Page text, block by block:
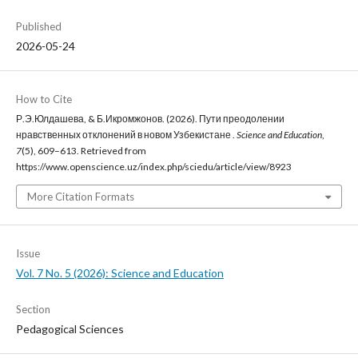
Published
2026-05-24
How to Cite
Р.Э.Юлдашева, & Б.Икромжонов. (2026). Пути преодолении
нравственных отклонений в новом Узбекистане . Science and Education,
7(5), 609–613. Retrieved from
https://www.openscience.uz/index.php/sciedu/article/view/8923
More Citation Formats
Issue
Vol. 7 No. 5 (2026): Science and Education
Section
Pedagogical Sciences